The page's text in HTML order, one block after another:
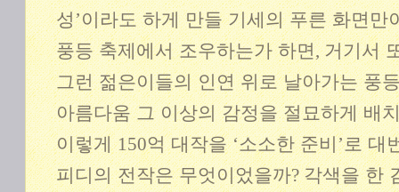
성’이라도 하게 만들 기세의 푸른 화면만
풍등 축제에서 조우하는가 하면,거기서
그런 젊은이들의 인연 위로 날아가는 풍
아름다움 그 이상의 감정을 절묘하게 배
이렇게150억 대작을‘소소한 준비’로 대
피디의 전작은 무엇이었을까?각색을 한